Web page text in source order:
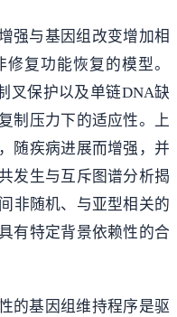
强与基因组改变增加相
复功能恢复的模型。
叉保护以及单链DNA缺
制压力下的适应性。上
随疾病进展而增强，并
发生与互斥图谱分析揭
非随机、与亚型相关的
有特定背景依赖性的合
的基因组维持程序是驱